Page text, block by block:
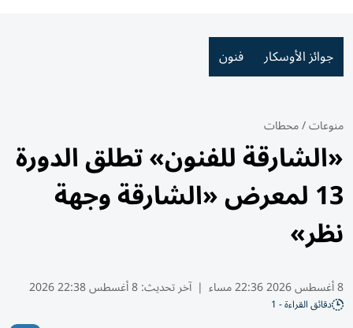
جوائز الأوسكار فنون
منوعات/محطات
«الشارقة للفنون» تطلق الدورة
13 لمعرض «الشارقة وجهة
نظر»
8 أغسطس 2026 22:36 مساء | آخر تحديث:8 أغسطس 22:38 2026
دقائق القراءة - 1